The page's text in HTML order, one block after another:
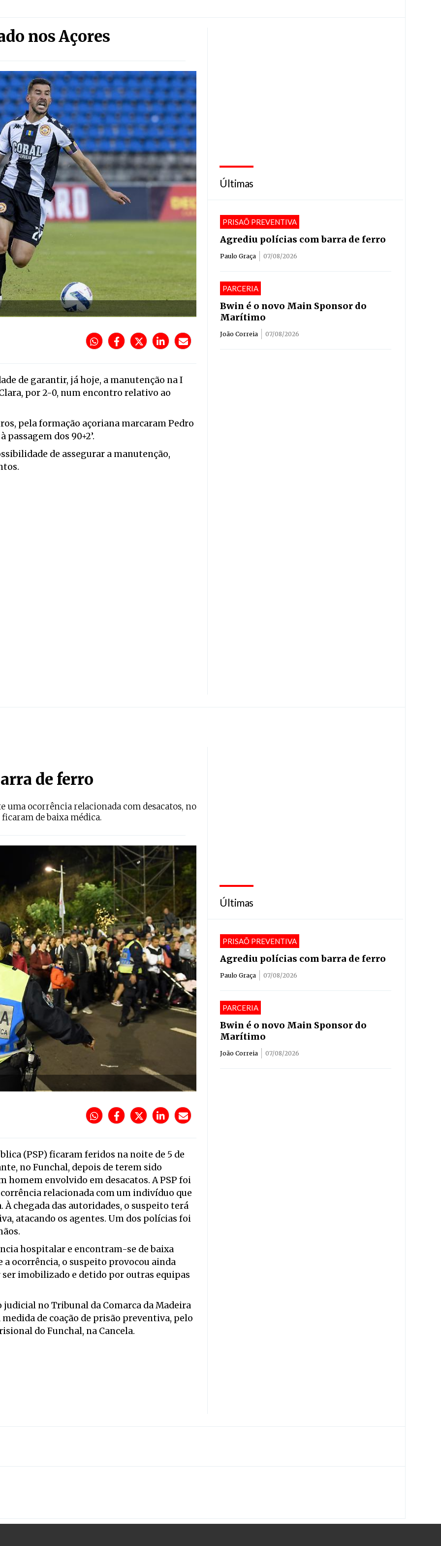
nos Açores
de garantir, já hoje, a manutenção na I
por 2-0, num encontro relativo ao
pela formação açoriana marcaram Pedro
passagem dos 90+2’.
de assegurar a manutenção,
Últimas
PRISAÕ PREVENTIVA
Agrediu polícias com barra de ferro
Paulo Graça 07/08/2026
PARCERIA
Bwin é o novo Main Sponsor do
Marítimo
João Correia 07/08/2026
de ferro
uma ocorrência relacionada com desacatos, no
de baixa médica.
(PSP) ficaram feridos na noite de 5 de
no Funchal, depois de terem sido
homem envolvido em desacatos. A PSP foi
relacionada com um indivíduo que
chegada das autoridades, o suspeito terá
atacando os agentes. Um dos polícias foi
hospitalar e encontram-se de baixa
ocorrência, o suspeito provocou ainda
imobilizado e detido por outras equipas
no Tribunal da Comarca da Madeira
de coação de prisão preventiva, pelo
do Funchal, na Cancela.
Últimas
PRISAÕ PREVENTIVA
Agrediu polícias com barra de ferro
Paulo Graça 07/08/2026
PARCERIA
Bwin é o novo Main Sponsor do
Marítimo
João Correia 07/08/2026